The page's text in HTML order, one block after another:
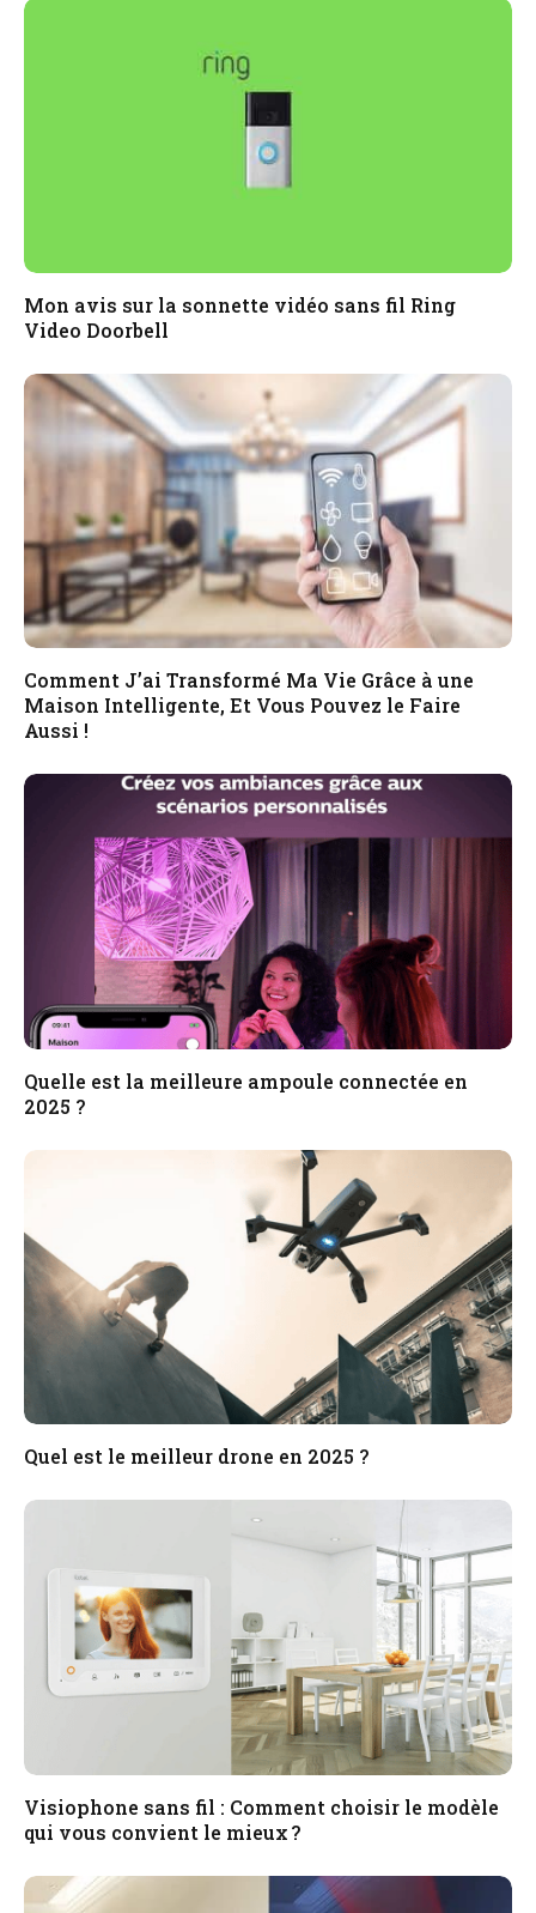
Mon avis sur la sonnette vidéo sans fil Ring
Video Doorbell
Comment J’ai Transformé Ma Vie Grâce à une
Maison Intelligente, Et Vous Pouvez le Faire
Aussi !
Quelle est la meilleure ampoule connectée en
2025 ?
Quel est le meilleur drone en 2025 ?
Visiophone sans fil : Comment choisir le modèle
qui vous convient le mieux ?